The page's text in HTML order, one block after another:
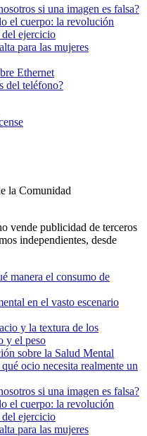
si una imagen es falsa?
el cuerpo: la revolución
ejercicio
para las mujeres
Ethernet
del teléfono?
la Comunidad
vende publicidad de terceros
independientes, desde
manera el consumo de
en el vasto escenario
y la textura de los
y el peso
sobre la Salud Mental
ocio necesita realmente un
si una imagen es falsa?
el cuerpo: la revolución
ejercicio
para las mujeres